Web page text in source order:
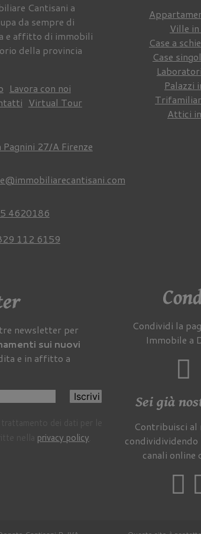
Cantisani a
da sempre di
e affitto di immobili
della provincia
Lavora con noi
Virtual Tour
Pagnini 27/A Firenze
4620186
112 6159
Ville
Case a
Case
Palazzi
Attici
newsletter per
sui nuovi
e in affitto a
Iscrivi
privacy policy
Condividi la
Immobile a
Sei già
Contribuisci al
condividividendo
canali online